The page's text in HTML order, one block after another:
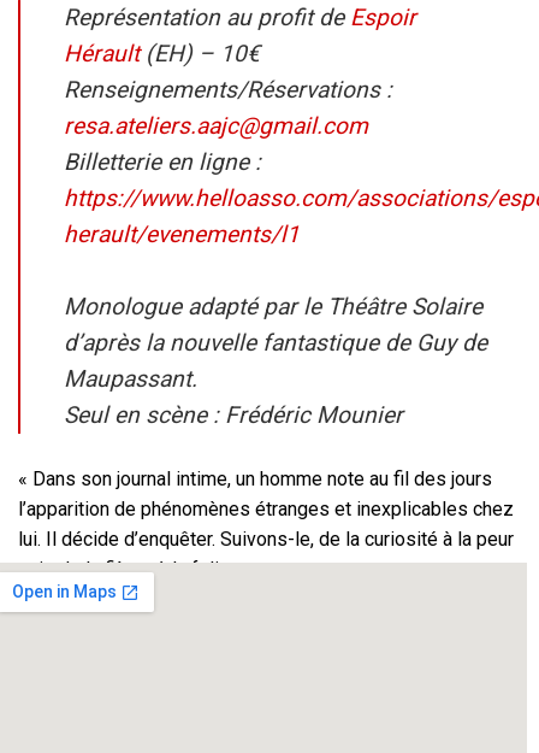
Représentation au profit de Espoir
Hérault(EH) – 10€
Renseignements/Réservations :
resa.ateliers.aajc@gmail.com
Billetterie en ligne :
https://www.helloasso.com/associations/
herault/evenements/l1
Monologue adapté par le Théâtre Solaire
d’après la nouvelle fantastique de Guy de
Maupassant.
Seul en scène : Frédéric Mounier
« Dans son journal intime, un homme note au fil des jours
l’apparition de phénomènes étranges et inexplicables chez
lui. Il décide d’enquêter. Suivons-le, de la curiosité à la peur
puis de la fièvre à la folie… »
La beauté de l’écriture de Maupassant au profit d’une